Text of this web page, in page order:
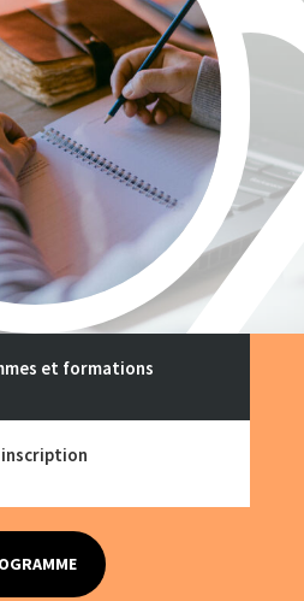
et formations
inscription